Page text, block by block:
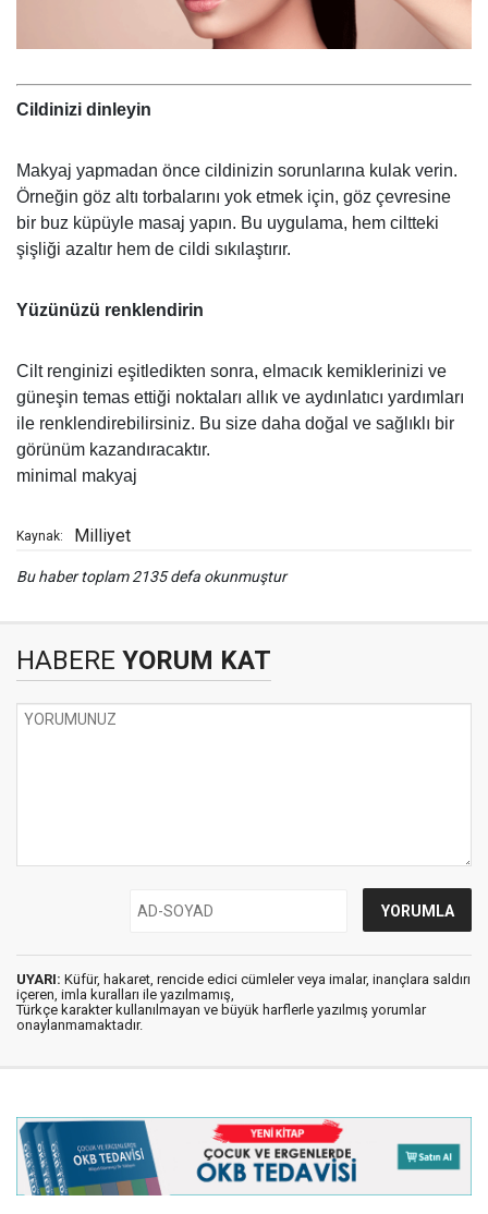
Cildinizi dinleyin
Makyaj yapmadan önce cildinizin sorunlarına kulak verin.
Örneğin göz altı torbalarını yok etmek için, göz çevresine
bir buz küpüyle masaj yapın. Bu uygulama, hem ciltteki
şişliği azaltır hem de cildi sıkılaştırır.
Yüzünüzü renklendirin
Cilt renginizi eşitledikten sonra, elmacık kemiklerinizi ve
güneşin temas ettiği noktaları allık ve aydınlatıcı yardımları
ile renklendirebilirsiniz. Bu size daha doğal ve sağlıklı bir
görünüm kazandıracaktır.
minimal makyaj
Kaynak: Milliyet
Bu haber toplam 2135 defa okunmuştur
HABERE YORUM KAT
UYARI: Küfür, hakaret, rencide edici cümleler veya imalar, inançlara saldırı
içeren, imla kuralları ile yazılmamış,
Türkçe karakter kullanılmayan ve büyük harflerle yazılmış yorumlar
onaylanmamaktadır.